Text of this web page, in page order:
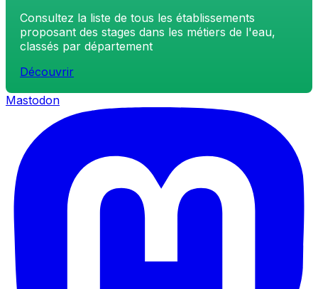
Consultez la liste de tous les établissements
proposant des stages dans les métiers de l'eau,
classés par département
Découvrir
Mastodon